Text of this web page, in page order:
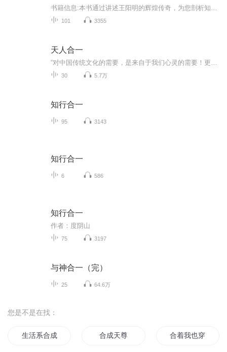
101 3355
天人合一
30 5.7万
知行合一
95 3143
知行合一
6 586
知行合一
作者：度阴山
75 3197
与神合一（完）
25 64.6万
您是不是在找：
生活系合成系统 合成天尊 合着我也穿越了